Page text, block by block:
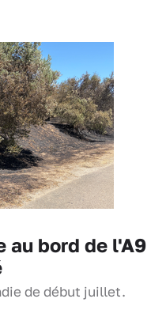
au bord de l'A9
de début juillet.